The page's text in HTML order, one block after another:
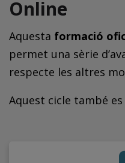
Online
Aquesta formació
permet una sèrie
respecte les altres
Aquest cicle també